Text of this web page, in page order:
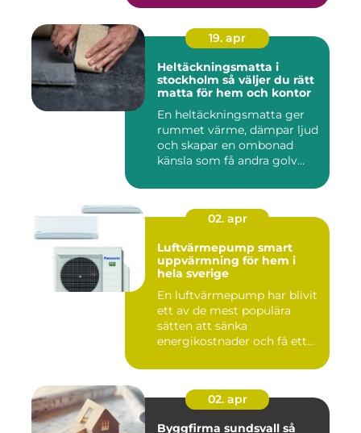
19. apr
Heltäckningsmatta i
stockholm så väljer du rätt
matta för hem och kontor
En heltäckningsmatta ger
rummet värme, dämpar ljud
och skapar en ombonad
känsla som få andra golv
02. apr
Luftvärmepump smart
uppvärmning för hem i
hela sverige
En luftvärmepump har blivit
ett av de mest populära
sätten att sänka
energikostnader och få ett
02. apr
Byggfirma sundsvall så